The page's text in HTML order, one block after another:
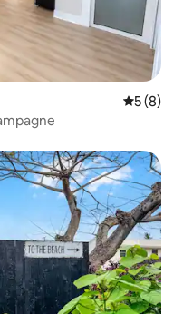
5 (8)
appréciés